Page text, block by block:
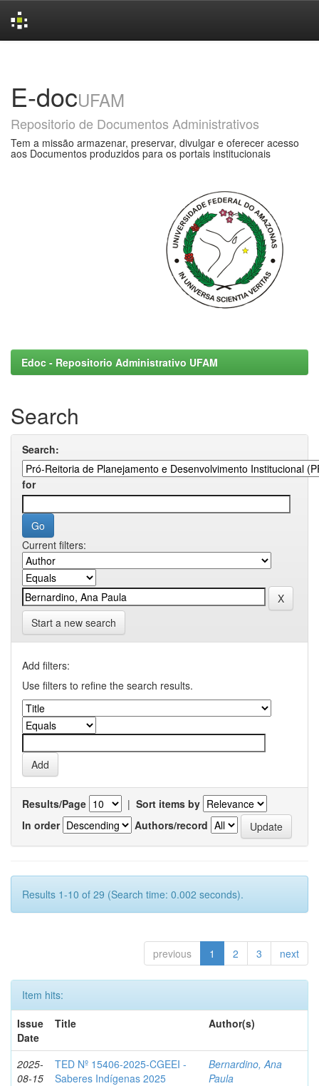
E-docUFAM
Repositorio de Documentos Administrativos
Tem a missão armazenar, preservar, divulgar e oferecer acesso
aos Documentos produzidos para os portais institucionais
Edoc - Repositorio Administrativo UFAM
Search
Search:
for
Current filters:
Start a new search
Add filters:
Use filters to refine the search results.
Results/Page | Sort items by
In order
Authors/record
Results 1-10 of 29 (Search time: 0.002 seconds).
previous 1 2 3 next
Item hits:
Issue
Date
Title Author(s)
2025-
08-15
TED Nº 15406-2025-CGEEI -
Saberes Indígenas 2025
Bernardino, Ana
Paula